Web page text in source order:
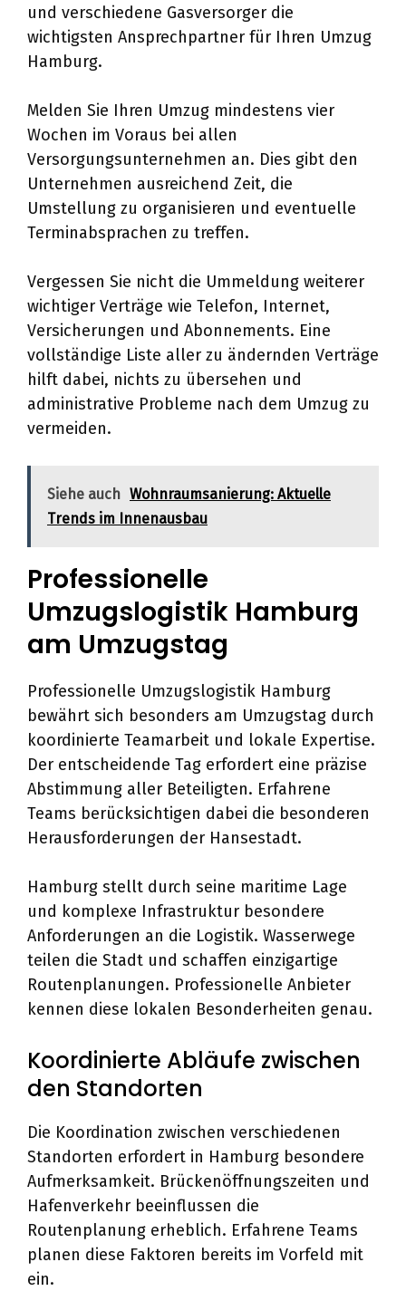
und verschiedene Gasversorger die
wichtigsten Ansprechpartner für Ihren Umzug
Hamburg.
Melden Sie Ihren Umzug mindestens vier
Wochen im Voraus bei allen
Versorgungsunternehmen an. Dies gibt den
Unternehmen ausreichend Zeit, die
Umstellung zu organisieren und eventuelle
Terminabsprachen zu treffen.
Vergessen Sie nicht die Ummeldung weiterer
wichtiger Verträge wie Telefon, Internet,
Versicherungen und Abonnements. Eine
vollständige Liste aller zu ändernden Verträge
hilft dabei, nichts zu übersehen und
administrative Probleme nach dem Umzug zu
vermeiden.
Siehe auch Wohnraumsanierung: Aktuelle
Trends im Innenausbau
Professionelle
Umzugslogistik Hamburg
am Umzugstag
Professionelle Umzugslogistik Hamburg
bewährt sich besonders am Umzugstag durch
koordinierte Teamarbeit und lokale Expertise.
Der entscheidende Tag erfordert eine präzise
Abstimmung aller Beteiligten. Erfahrene
Teams berücksichtigen dabei die besonderen
Herausforderungen der Hansestadt.
Hamburg stellt durch seine maritime Lage
und komplexe Infrastruktur besondere
Anforderungen an die Logistik. Wasserwege
teilen die Stadt und schaffen einzigartige
Routenplanungen. Professionelle Anbieter
kennen diese lokalen Besonderheiten genau.
Koordinierte Abläufe zwischen
den Standorten
Die Koordination zwischen verschiedenen
Standorten erfordert in Hamburg besondere
Aufmerksamkeit. Brückenöffnungszeiten und
Hafenverkehr beeinflussen die
Routenplanung erheblich. Erfahrene Teams
planen diese Faktoren bereits im Vorfeld mit
ein.